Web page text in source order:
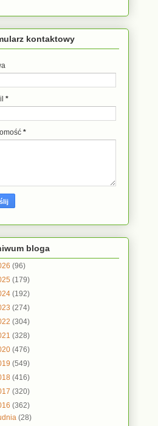
kontaktowy
*
*
bloga
(96)
(179)
(192)
(274)
(304)
(328)
(476)
(549)
(416)
(320)
(362)
(28)